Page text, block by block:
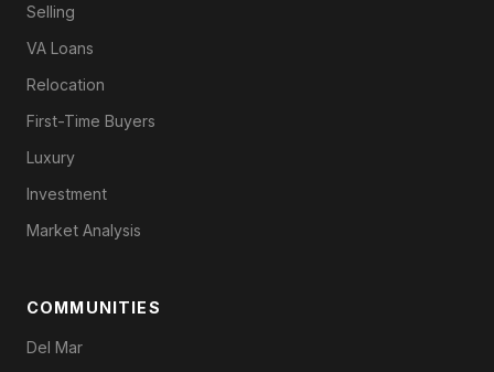
Selling
VA Loans
Relocation
First-Time Buyers
Luxury
Investment
Market Analysis
COMMUNITIES
Del Mar